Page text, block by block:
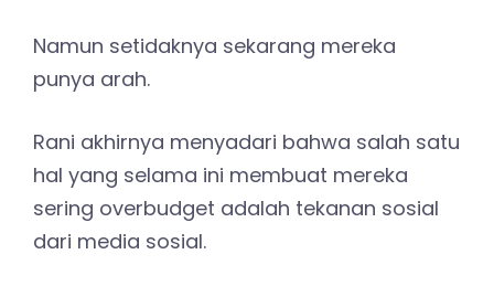
Namun setidaknya sekarang mereka
punya arah.
Rani akhirnya menyadari bahwa salah satu
hal yang selama ini membuat mereka
sering overbudget adalah tekanan sosial
dari media sosial.